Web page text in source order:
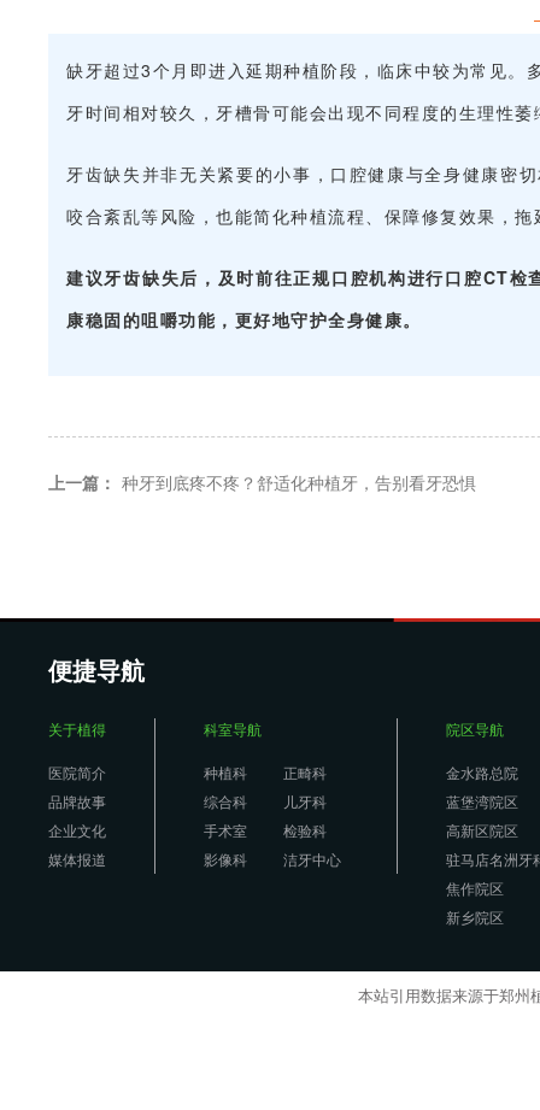
缺牙超过3个月即进入延期种植阶段，临床中较为常见
牙时间相对较久，牙槽骨可能会出现不同程度的生理性
牙齿缺失并非无关紧要的小事，口腔健康与全身健康密
咬合紊乱等风险，也能简化种植流程、保障修复效果，
建议牙齿缺失后，及时前往正规口腔机构进行口腔CT
康稳固的咀嚼功能，更好地守护全身健康。
上一篇： 种牙到底疼不疼？舒适化种植牙，告别看牙恐惧
便捷导航
关于植得
医院简介
品牌故事
企业文化
媒体报道
科室导航
种植科
正畸科
综合科
儿牙科
手术室
检验科
影像科
洁牙中心
院区导航
金水路总院
蓝堡湾院区
高新区院区
驻马店名洲牙
焦作院区
新乡院区
本站引用数据来源于郑州